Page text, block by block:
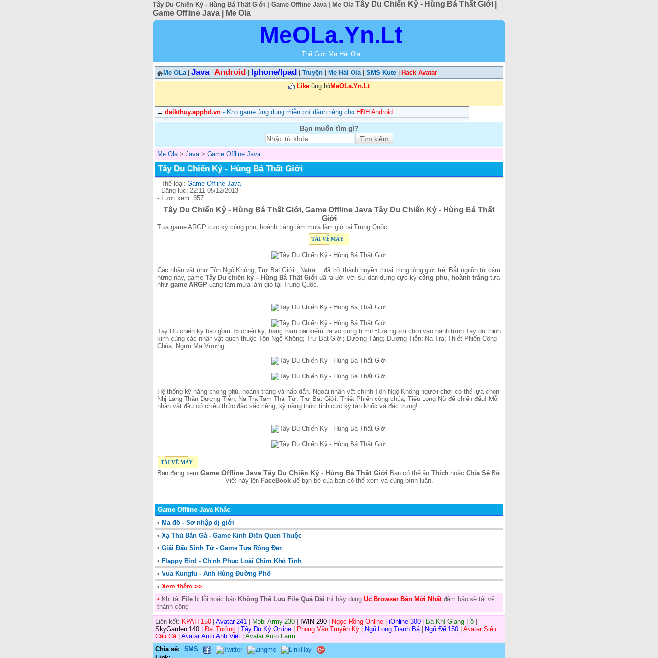
Tây Du Chiến Kỷ - Hùng Bá Thất Giới | Game Offline Java | Me Ola Tây Du Chiến Kỷ - Hùng Bá Thất Giới |
Game Offline Java | Me Ola
MeOLa.Yn.Lt
Thế Giới Me Hài Ola
Me OLa| Java| Android Iphone/Ipad Truyện Me Hài Ola| SMS Kute
Hack Avatar
Like ủng hộMeOLa.Yn.Lt
→ daikthuy.apphd.vn - Kho game ứng dụng miễn phí dành riêng cho HĐH Android
Bạn muốn tìm gì?
Me Ola> Java> Game Offline Java
Tây Du Chiến Kỷ - Hùng Bá Thất Giới
- Thể loại: Game Offline Java
- Đăng lúc: 22:11 05/12/2013
- Lượt xem: 357
Tây Du Chiến Kỷ - Hùng Bá Thất Giới, Game Offline Java Tây Du Chiến Kỷ - Hùng Bá Thất
Giới
Tựa game ARGP cực kỳ công phu, hoành tráng làm mưa làm gió tại Trung Quốc.
TẢI VỀ MÁY
Các nhân vật như Tôn Ngộ Không, Trư Bát Giới , Natra … đã trở thành huyền thoại trong lòng giới trẻ. Bắt nguồn từ cảm
hứng này, game Tây Du chiến kỷ – Hùng Bá Thất Giới đã ra đời với sự dàn dựng cực kỳ công phu, hoành tráng tựa
như game ARGP đang làm mưa làm gió tại Trung Quốc.
Tây Du chiến kỷ bao gồm 16 chiến kỷ, hàng trăm bài kiểm tra vô cùng tỉ mỉ! Đưa người chơi vào hành trình Tây du thỉnh
kinh cùng các nhân vật quen thuộc Tôn Ngộ Không; Trư Bát Giới; Đường Tăng; Dương Tiễn; Na Tra; Thiết Phiến Công
Chúa; Ngưu Ma Vương…
Hệ thống kỹ năng phong phú, hoành tráng và hấp dẫn. Ngoài nhân vật chính Tôn Ngộ Không người chơi có thể lựa chọn
Nhị Lang Thần Dương Tiễn, Na Tra Tam Thái Tử, Trư Bát Giới, Thiết Phiến công chúa, Tiểu Long Nữ để chiến đấu! Mỗi
nhân vật đều có chiêu thức đặc sắc riêng; kỹ năng thức tỉnh cực kỳ tàn khốc và đặc trưng!
TẢI VỀ MÁY
Bạn đang xem Game Offline Java Tây Du Chiến Kỷ - Hùng Bá Thất Giới Bạn có thể ấn Thích hoặc Chia Sẻ Bài
Viết này lên FaceBookđể bạn bè của bạn có thể xem và cùng bình luận.
Game Offline Java Khác
• Ma đồ - Sơ nhập dị giới
• Xạ Thủ Bắn Gà - Game Kinh Điển Quen Thuộc
• Giải Đấu Sinh Tử - Game Tựa Rồng Đen
• Flappy Bird - Chinh Phục Loài Chim Khó Tính
• Vua Kungfu - Anh Hùng Đường Phố
• Xem thêm >>
• Khi tải File bị lỗi hoặc báo Không Thể Lưu File Quá Dài thì hãy dùng Uc Browser Bản Mới Nhấtđảm bảo sẽ tải về
thành công
Liên kết: KPAH 150 Avatar 241 Mobi Army 230 IWIN 290 Ngọc Rồng Online iOnline 300 Bá Khí Giang Hồ
SkyGarden 140
Đại Tướng Tây Du Ký Online Phong Vân Truyền Kỳ Ngũ Long Tranh Bá| Ngũ Đế 150
Avatar Siêu
Câu Cá| Avatar Auto Anh Việt
Avatar Auto Farm
Chia sẻ:
SMS